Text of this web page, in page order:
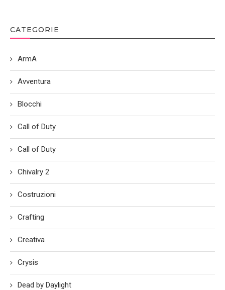
CATEGORIE
ArmA
Avventura
Blocchi
Call of Duty
Call of Duty
Chivalry 2
Costruzioni
Crafting
Creativa
Crysis
Dead by Daylight